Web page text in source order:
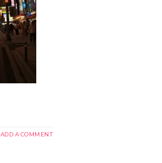
ADD A COMMENT